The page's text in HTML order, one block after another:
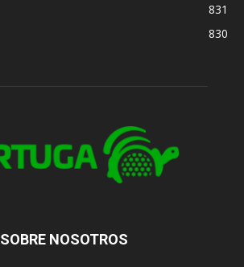
831
830
SOBRE NOSOTROS